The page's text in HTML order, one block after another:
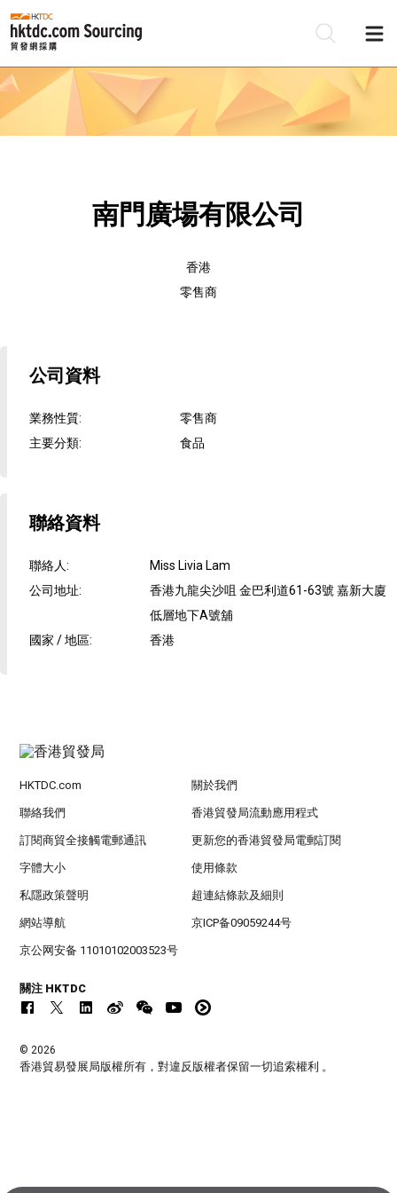
南門廣場有限公司
香港
零售商
公司資料
業務性質:
零售商
主要分類: 食品
聯絡資料
聯絡人:
Miss Livia Lam
公司地址:
香港九龍尖沙咀 金巴利道61-63號 嘉新大廈
低層地下A號舖
國家 / 地區: 香港
HKTDC.com 關於我們
聯絡我們 香港貿發局流動應用程式
訂閱商貿全接觸電郵通訊 更新您的香港貿發局電郵訂閱
字體大小 使用條款
私隱政策聲明 超連結條款及細則
網站導航 京ICP备09059244号
京公网安备 11010102003523号
關注 HKTDC
© 2026
香港貿易發展局版權所有，對違反版權者保留一切追索權利 。